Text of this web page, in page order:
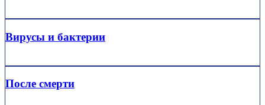
Вирусы и бактерии
После смерти